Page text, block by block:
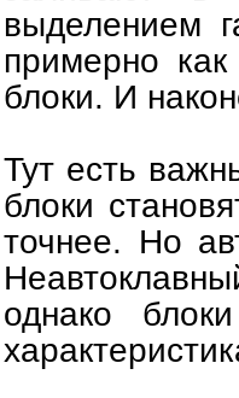
выделением
примерно
блоки. И
Тут есть
блоки
точнее. Но
однако